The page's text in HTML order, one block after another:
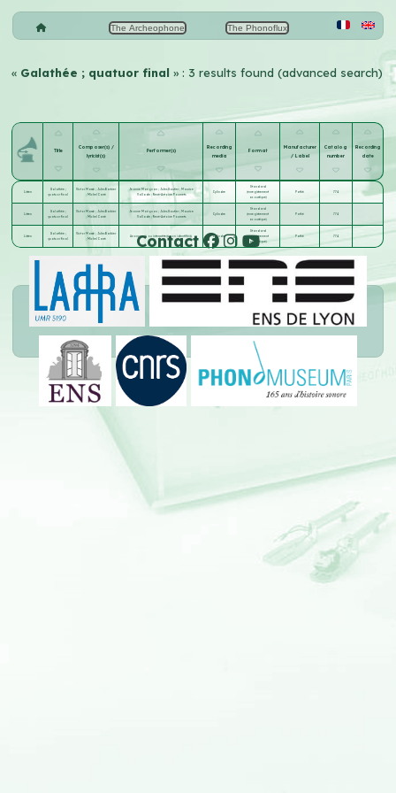
The Archeophone The Phonoflux
« Galathée ; quatuor final» : 3 results found (advanced search)
Title
Composer(s) /
lyricist(s)
Performer(s)
Recording
media
Format
Manufacturer
/ Label
Catalog
number
Recording
date
Listen
Galathée ;
quatuor final
Victor Massé; Jules Barbier
;Michel Carré
Jeanne Marignan ; Jules Gautier ; Maurice
Vallade ; René-Antoine Fournets
Cylindre
Standard
(enregistrement
acoustique)
Pathé 774
Listen
Galathée ;
quatuor final
Victor Massé; Jules Barbier
;Michel Carré
Jeanne Marignan ; Jules Gautier ; Maurice
Vallade ; René-Antoine Fournets
Cylindre
Standard
(enregistrement
acoustique)
Pathé 774
Listen
Galathée ;
quatuor final
Victor Massé; Jules Barbier
;Michel Carré
Anonyme(s) ou interprète(s) non identifié(s) Cylindre
Standard
(enregistrement
acoustique)
Pathé 774
Contact